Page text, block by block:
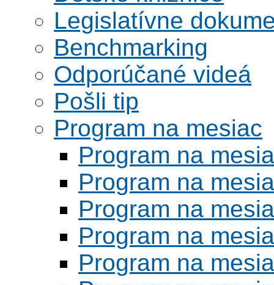
Legislatívne
Benchmarking
Odporúčané videá
Pošli tip
Program na mesiac
Program na
Program na
Program na
Program na
Program na